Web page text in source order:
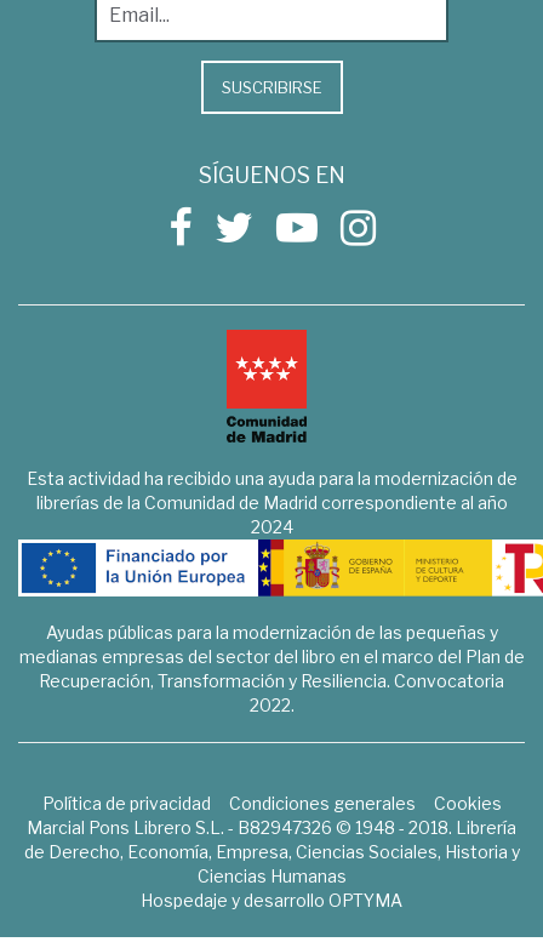
SUSCRIBIRSE
SÍGUENOS EN
Esta actividad ha recibido una ayuda para la modernización de
librerías de la Comunidad de Madrid correspondiente al año
2024
Ayudas públicas para la modernización de las pequeñas y
medianas empresas del sector del libro en el marco del Plan de
Recuperación, Transformación y Resiliencia. Convocatoria
2022.
Política de privacidad Condiciones generales
Cookies
Marcial Pons Librero S.L. - B82947326 © 1948 - 2018. Librería
de Derecho, Economía, Empresa, Ciencias Sociales, Historia y
Ciencias Humanas
Hospedaje y desarrollo OPTYMA